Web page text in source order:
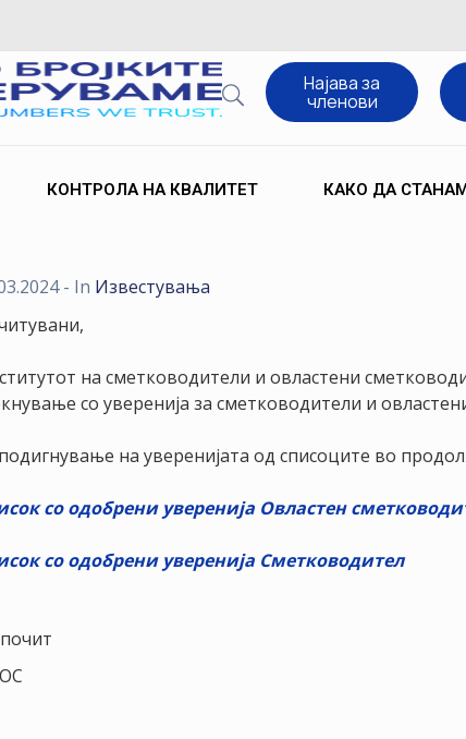
Најава за
членови
КОНТРОЛА НА КВАЛИТЕТ КАКО ДА
- In Известувања
на сметководители и овластени
со уверенија за сметководители и
на уверенијата од списоците во
со одобрени уверенија Овластен
со одобрени уверенија Сметководител